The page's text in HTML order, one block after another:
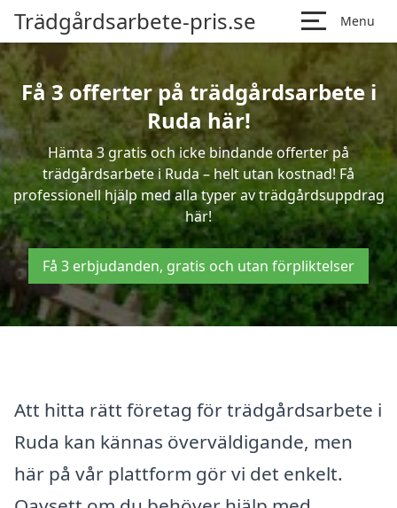
Trädgårdsarbete-pris.se Menu
Få 3 offerter på trädgårdsarbete i
Ruda här!
Hämta 3 gratis och icke bindande offerter på
trädgårdsarbete i Ruda – helt utan kostnad! Få
professionell hjälp med alla typer av trädgårdsuppdrag
här!
Få 3 erbjudanden, gratis och utan förpliktelser
Att hitta rätt företag för trädgårdsarbete i
Ruda kan kännas överväldigande, men
här på vår plattform gör vi det enkelt.